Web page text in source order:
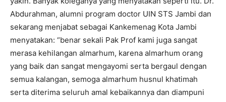
Abdurahman, alumni program doctor UIN STS Jambi dan
sekarang menjabat sebagai Kankemenag Kota Jambi
menyatakan: “benar sekali Pak Prof kami juga sangat
merasa kehilangan almarhum, karena almarhum orang
yang baik dan sangat mengayomi serta bergaul dengan
semua kalangan, semoga almarhum husnul khatimah
serta diterima seluruh amal kebaikannya dan diampuni